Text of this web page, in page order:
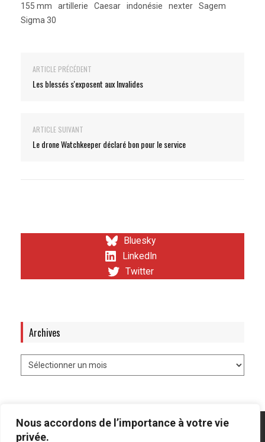
Nous accordons de l’importance à votre vie
privée.
155 mm
artillerie Caesar indonésie nexter
Sagem
Sigma 30
ARTICLE PRÉCÉDENT
Les blessés s'exposent aux Invalides
ARTICLE SUIVANT
Le drone Watchkeeper déclaré bon pour le service
Bluesky
LinkedIn
Twitter
Archives